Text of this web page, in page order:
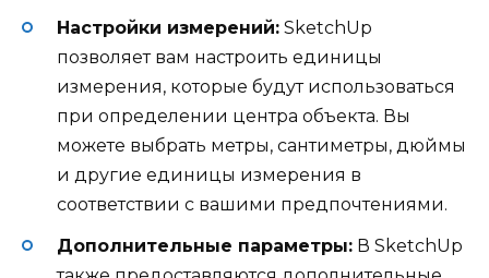
Настройки измерений: SketchUp
позволяет вам настроить единицы
измерения, которые будут использоваться
при определении центра объекта. Вы
можете выбрать метры, сантиметры, дюймы
и другие единицы измерения в
соответствии с вашими предпочтениями.
Дополнительные параметры: В SketchUp